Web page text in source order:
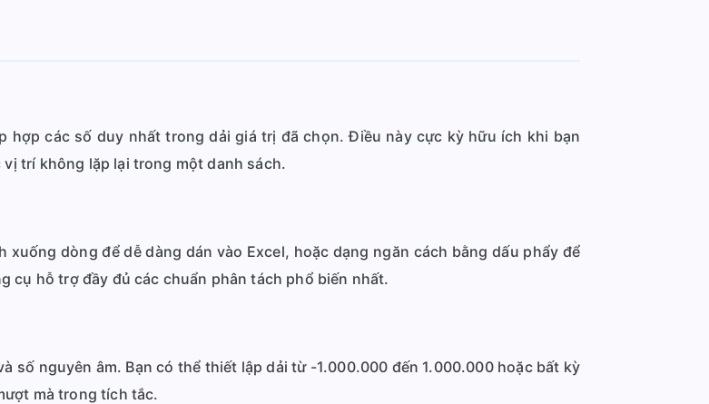
hợp các số duy nhất trong dải giá trị đã chọn. Điều này cực kỳ hữu ích khi bạn
trí không lặp lại trong một danh sách.
dòng để dễ dàng dán vào Excel, hoặc dạng ngăn cách bằng dấu phẩy để
cụ hỗ trợ đầy đủ các chuẩn phân tách phổ biến nhất.
số nguyên âm. Bạn có thể thiết lập dải từ -1.000.000 đến 1.000.000 hoặc bất kỳ
mà trong tích tắc.